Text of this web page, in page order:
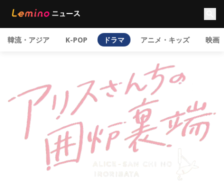
韓流・アジア K-POP ドラマ アニメ・キッズ 映画